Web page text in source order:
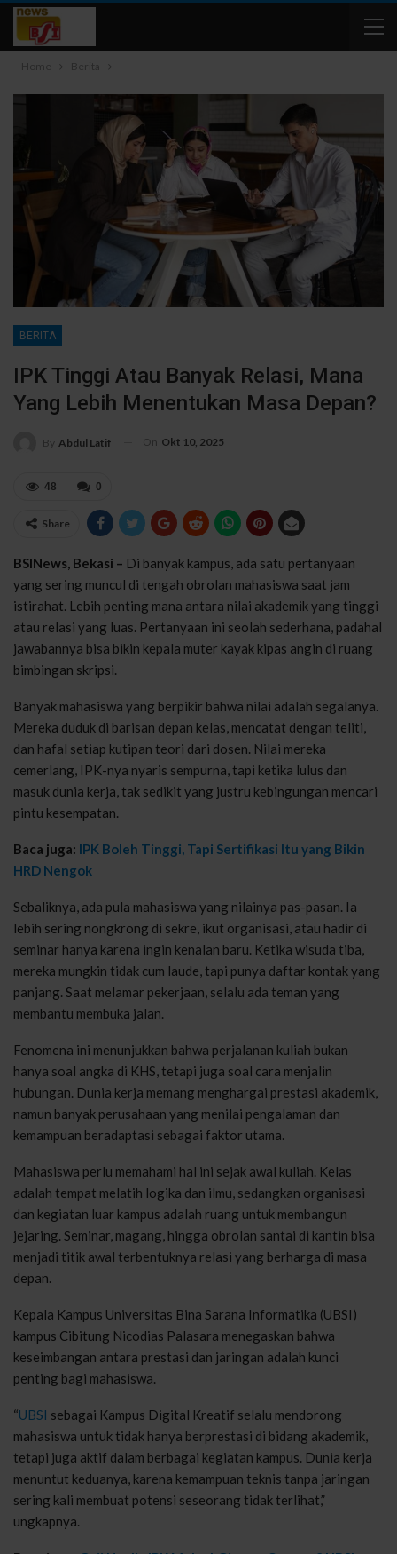
Home Berita
BERITA
IPK Tinggi Atau Banyak Relasi, Mana
Yang Lebih Menentukan Masa Depan?
By Abdul Latif On Okt 10, 2025
0
48
Share
BSINews, Bekasi – Di banyak kampus, ada satu pertanyaan
yang sering muncul di tengah obrolan mahasiswa saat jam
istirahat. Lebih penting mana antara nilai akademik yang tinggi
atau relasi yang luas. Pertanyaan ini seolah sederhana, padahal
jawabannya bisa bikin kepala muter kayak kipas angin di ruang
bimbingan skripsi.
Banyak mahasiswa yang berpikir bahwa nilai adalah segalanya.
Mereka duduk di barisan depan kelas, mencatat dengan teliti,
dan hafal setiap kutipan teori dari dosen. Nilai mereka
cemerlang, IPK-nya nyaris sempurna, tapi ketika lulus dan
masuk dunia kerja, tak sedikit yang justru kebingungan mencari
pintu kesempatan.
Baca juga: IPK Boleh Tinggi, Tapi Sertifikasi Itu yang Bikin
HRD Nengok
Sebaliknya, ada pula mahasiswa yang nilainya pas-pasan. Ia
lebih sering nongkrong di sekre, ikut organisasi, atau hadir di
seminar hanya karena ingin kenalan baru. Ketika wisuda tiba,
mereka mungkin tidak cum laude, tapi punya daftar kontak yang
panjang. Saat melamar pekerjaan, selalu ada teman yang
membantu membuka jalan.
Fenomena ini menunjukkan bahwa perjalanan kuliah bukan
hanya soal angka di KHS, tetapi juga soal cara menjalin
hubungan. Dunia kerja memang menghargai prestasi akademik,
namun banyak perusahaan yang menilai pengalaman dan
kemampuan beradaptasi sebagai faktor utama.
Mahasiswa perlu memahami hal ini sejak awal kuliah. Kelas
adalah tempat melatih logika dan ilmu, sedangkan organisasi
dan kegiatan luar kampus adalah ruang untuk membangun
jejaring. Seminar, magang, hingga obrolan santai di kantin bisa
menjadi titik awal terbentuknya relasi yang berharga di masa
depan.
Kepala Kampus Universitas Bina Sarana Informatika (UBSI)
kampus Cibitung Nicodias Palasara menegaskan bahwa
keseimbangan antara prestasi dan jaringan adalah kunci
penting bagi mahasiswa.
“UBSI sebagai Kampus Digital Kreatif selalu mendorong
mahasiswa untuk tidak hanya berprestasi di bidang akademik,
tetapi juga aktif dalam berbagai kegiatan kampus. Dunia kerja
menuntut keduanya, karena kemampuan teknis tanpa jaringan
sering kali membuat potensi seseorang tidak terlihat,”
ungkapnya.